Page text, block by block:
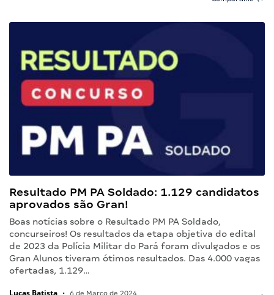
Resultado PM PA Soldado: 1.129 candidatos
aprovados são Gran!
Boas notícias sobre o Resultado PM PA Soldado,
concurseiros! Os resultados da etapa objetiva do edital
de 2023 da Polícia Militar do Pará foram divulgados e os
Gran Alunos tiveram ótimos resultados. Das 4.000 vagas
ofertadas, 1.129…
Lucas Batista • 6 de Março de 2024